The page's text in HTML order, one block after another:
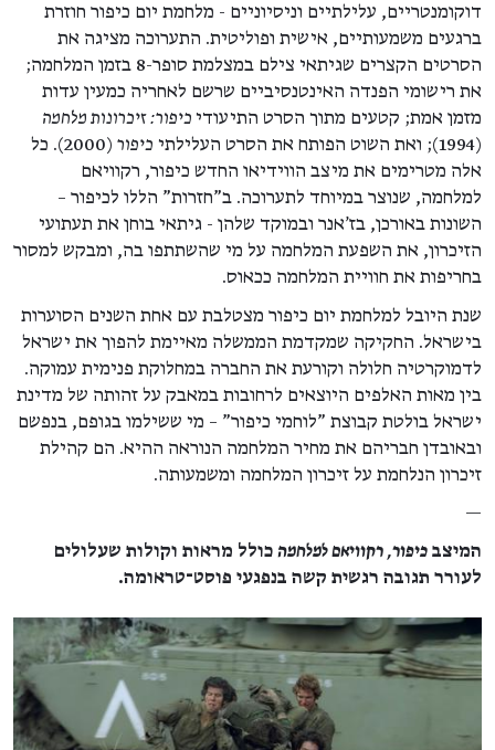
דוקומנטריים, עלילתיים וניסיוניים - מלחמת יום כיפור חוזרת
ברגעים משמעותיים, אישית ופוליטית. התערוכה מציגה את
הסרטים הקצרים שגיתאי צילם במצלמת סופר-8 בזמן המלחמה;
את רישומי הפנדה האינטנסיביים שרשם לאחריה כמעין עדות
מזמן אמת; קטעים מתוך הסרט התיעודי כיפור: זיכרונות מלחמה
(1994); ואת השוט הפותח את הסרט העלילתי
כיפור
(2000). כל
אלה מטרימים את מיצב הווידיאו החדש כיפור, רקוויאם
למלחמה, שנוצר במיוחד לתערוכה. ב"חזרות" הללו לכיפור –
השונות באורכן, בז'אנר ובמוקד שלהן - גיתאי בוחן את תעתועי
הזיכרון, את השפעת המלחמה על מי שהשתתפו בה, ומבקש למסור
בחריפות את חוויית המלחמה ככאוס.
שנת היובל למלחמת יום כיפור מצטלבת עם אחת השנים הסוערות
בישראל. החקיקה שמקדמת הממשלה מאיימת להפוך את ישראל
לדמוקרטיה חלולה וקורעת את החברה במחלוקת פנימית עמוקה.
בין מאות האלפים היוצאים לרחובות במאבק על זהותה של מדינת
ישראל בולטת קבוצת "לוחמי כיפור" – מי ששילמו בגופם, בנפשם
ובאובדן חבריהם את מחיר המלחמה הנוראה ההיא. הם קהילת
זיכרון הנלחמת על זיכרון המלחמה ומשמעותה.
—
המיצב כיפור, רקוויאם למלחמה כולל מראות וקולות שעלולים
לעורר תגובה רגשית קשה בנפגעי פוסט־טראומה.